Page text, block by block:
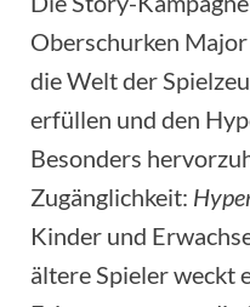
Oberschurken
die Welt der
erfüllen und den
Besonders
Zugänglichkeit:
Kinder und
ältere Spieler weckt